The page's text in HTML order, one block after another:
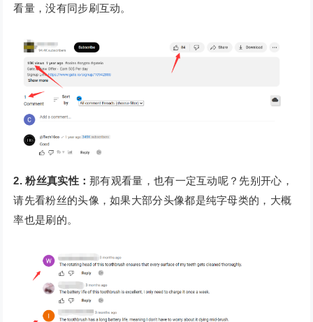
看量，没有同步刷互动。
2. 粉丝真实性：那有观看量，也有一定互动呢？先别开心，
请先看粉丝的头像，如果大部分头像都是纯字母类的，大概
率也是刷的。